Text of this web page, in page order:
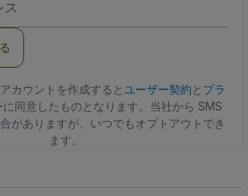
カウントを作成すると ユーザー契約と プラ
に同意したものとなります。当社から SMS
がありますが、いつでもオプトアウトでき
ます。